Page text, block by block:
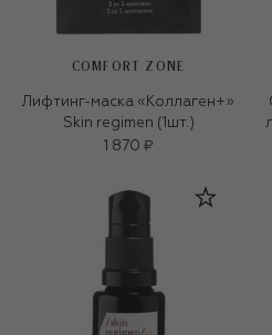
COMFORT ZONE
Лифтинг-маска «Коллаген+»
Skin regimen (1шт.)
1 870 ₽